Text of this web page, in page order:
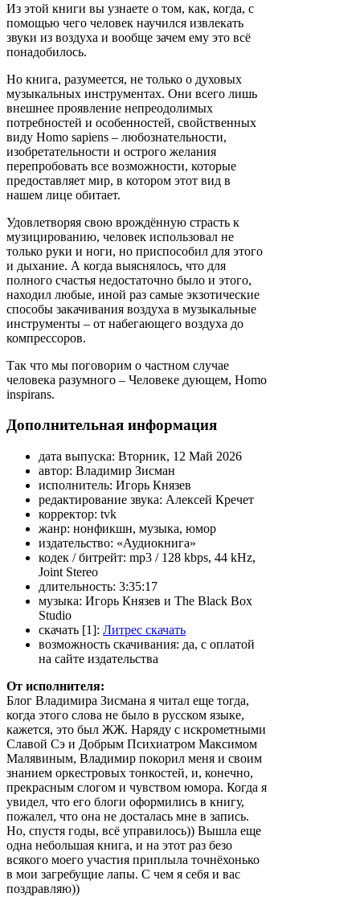
Из этой книги вы узнаете о том, как, когда, с
помощью чего человек научился извлекать
звуки из воздуха и вообще зачем ему это всё
понадобилось.
Но книга, разумеется, не только о духовых
музыкальных инструментах. Они всего лишь
внешнее проявление непреодолимых
потребностей и особенностей, свойственных
виду Homo sapiens – любознательности,
изобретательности и острого желания
перепробовать все возможности, которые
предоставляет мир, в котором этот вид в
нашем лице обитает.
Удовлетворяя свою врождённую страсть к
музицированию, человек использовал не
только руки и ноги, но приспособил для этого
и дыхание. А когда выяснялось, что для
полного счастья недостаточно было и этого,
находил любые, иной раз самые экзотические
способы закачивания воздуха в музыкальные
инструменты – от набегающего воздуха до
компрессоров.
Так что мы поговорим о частном случае
человека разумного – Человеке дующем, Homo
inspirans.
Дополнительная информация
дата выпуска: Вторник, 12 Май 2026
автор: Владимир Зисман
исполнитель: Игорь Князев
редактирование звука: Алексей Кречет
корректор: tvk
жанр: нонфикшн, музыка, юмор
издательство: «Аудиокнига»
кодек / битрейт: mp3 / 128 kbps, 44 kHz,
Joint Stereo
длительность: 3:35:17
музыка: Игорь Князев и The Black Box
Studio
скачать [1]: Литрес скачать
возможность скачивания: да, с оплатой
на сайте издательства
От исполнителя:
Блог Владимира Зисмана я читал еще тогда,
когда этого слова не было в русском языке,
кажется, это был ЖЖ. Наряду с искрометными
Славой Сэ и Добрым Психиатром Максимом
Малявиным, Владимир покорил меня и своим
знанием оркестровых тонкостей, и, конечно,
прекрасным слогом и чувством юмора. Когда я
увидел, что его блоги оформились в книгу,
пожалел, что она не досталась мне в запись.
Но, спустя годы, всё управилось)) Вышла еще
одна небольшая книга, и на этот раз безо
всякого моего участия приплыла точнёхонько
в мои загребущие лапы. С чем я себя и вас
поздравляю))